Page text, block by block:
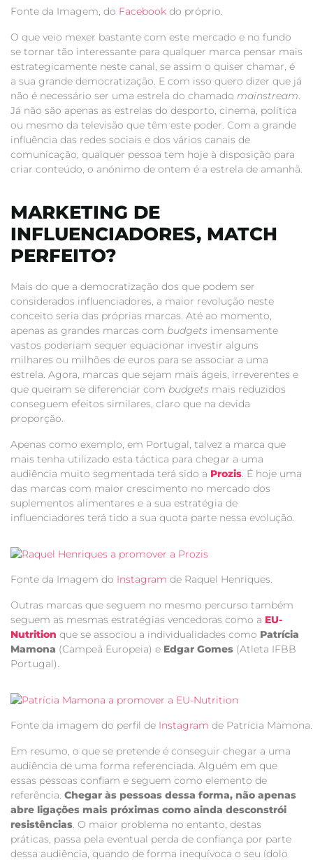
Fonte da Imagem, do Facebook do próprio.
O que veio mexer bastante com este mercado e no fundo
se tornar tão interessante para qualquer marca pensar mais
estrategicamente neste canal, se assim o quiser chamar, é
a sua grande democratização. E com isso quero dizer que já
não é necessário ser uma estrela do chamado mainstream.
Já não são apenas as estrelas do desporto, cinema, política
ou mesmo da televisão que têm este poder. Com a grande
influência das redes sociais e dos vários canais de
comunicação, qualquer pessoa tem hoje à disposição para
criar conteúdo, o anónimo de ontem é a estrela de amanhã.
MARKETING DE
INFLUENCIADORES, MATCH
PERFEITO?
Mais do que a democratização dos que podem ser
considerados influenciadores, a maior revolução neste
conceito seria das próprias marcas. Até ao momento,
apenas as grandes marcas com budgets imensamente
vastos poderiam sequer equacionar investir alguns
milhares ou milhões de euros para se associar a uma
estrela. Agora, marcas que sejam mais ágeis, irreverentes e
que queiram se diferenciar com budgets mais reduzidos
conseguem efeitos similares, claro que na devida
proporção.
Apenas como exemplo, em Portugal, talvez a marca que
mais tenha utilizado esta táctica para chegar a uma
audiência muito segmentada terá sido a Prozis. É hoje uma
das marcas com maior crescimento no mercado dos
suplementos alimentares e a sua estratégia de
influenciadores terá tido a sua quota parte nessa evolução.
Fonte da Imagem do Instagram de Raquel Henriques.
Outras marcas que seguem no mesmo percurso também
seguem as mesmas estratégias vencedoras como a EU-
Nutrition que se associou a individualidades como Patrícia
Mamona (Campeã Europeia) e Edgar Gomes (Atleta IFBB
Portugal).
Fonte da imagem do perfil de Instagram de Patrícia Mamona.
Em resumo, o que se pretende é conseguir chegar a uma
audiência de uma forma referenciada. Alguém em que
essas pessoas confiam e seguem como elemento de
referência. Chegar às pessoas dessa forma, não apenas
abre ligações mais próximas como ainda desconstrói
resistências. O maior problema no entanto, destas
práticas, passa pela eventual perda de confiança por parte
dessa audiência, quando de forma inequívoca o seu ídolo